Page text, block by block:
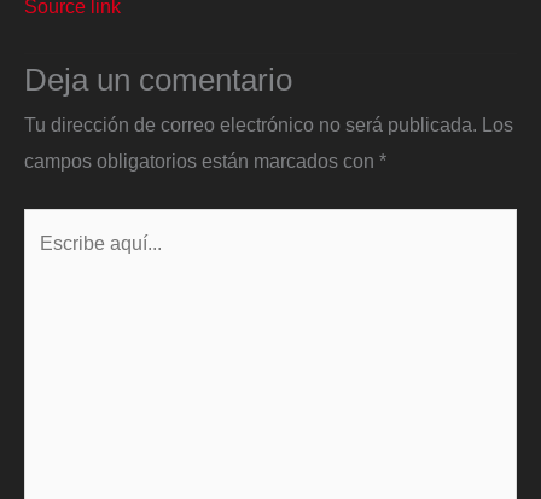
Source link
Deja un comentario
Tu dirección de correo electrónico no será publicada.
Los
campos obligatorios están marcados con *